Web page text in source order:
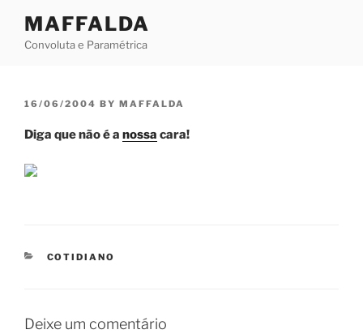
content
MAFFALDA
Convoluta e Paramétrica
POSTED
16/06/2004 BY MAFFALDA
Diga que não é a nossa cara!
CATEGORIES
COTIDIANO
Deixe um comentário